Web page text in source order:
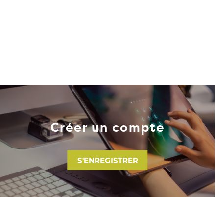
Créer un compte
S'ENREGISTRER